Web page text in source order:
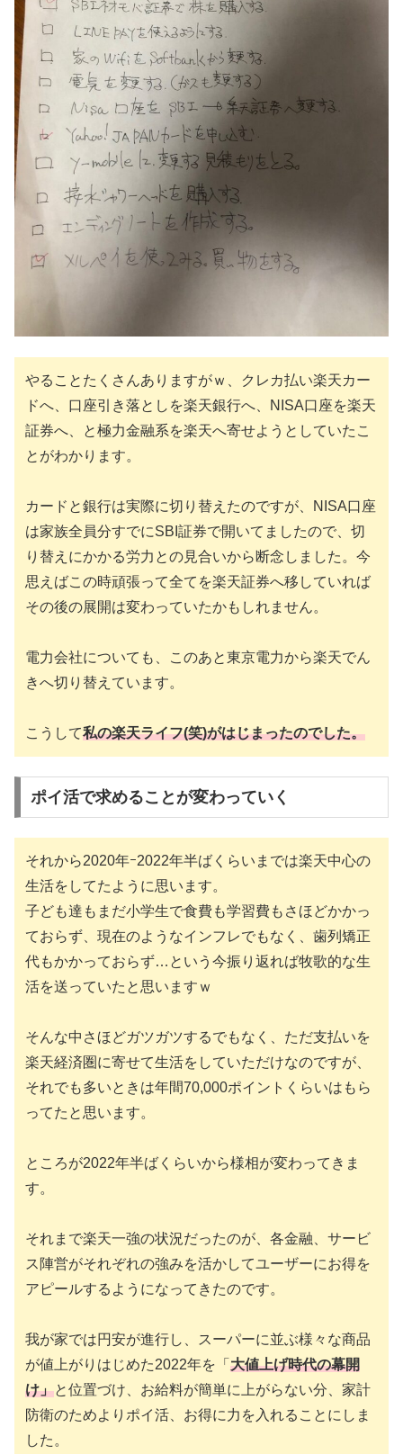
やることたくさんありますがｗ、クレカ払い楽天カー
ドへ、口座引き落としを楽天銀行へ、NISA口座を楽天
証券へ、と極力金融系を楽天へ寄せようとしていたこ
とがわかります。
カードと銀行は実際に切り替えたのですが、NISA口座
は家族全員分すでにSBI証券で開いてましたので、切
り替えにかかる労力との見合いから断念しました。今
思えばこの時頑張って全てを楽天証券へ移していれば
その後の展開は変わっていたかもしれません。
電力会社についても、このあと東京電力から楽天でん
きへ切り替えています。
こうして私の楽天ライフ(笑)がはじまったのでした。
ポイ活で求めることが変わっていく
それから2020年ｰ2022年半ばくらいまでは楽天中心の
生活をしてたように思います。
子ども達もまだ小学生で食費も学習費もさほどかかっ
ておらず、現在のようなインフレでもなく、歯列矯正
代もかかっておらず…という今振り返れば牧歌的な生
活を送っていたと思いますｗ
そんな中さほどガツガツするでもなく、ただ支払いを
楽天経済圏に寄せて生活をしていただけなのですが、
それでも多いときは年間70,000ポイントくらいはもら
ってたと思います。
ところが2022年半ばくらいから様相が変わってきま
す。
それまで楽天一強の状況だったのが、各金融、サービ
ス陣営がそれぞれの強みを活かしてユーザーにお得を
アピールするようになってきたのです。
我が家では円安が進行し、スーパーに並ぶ様々な商品
が値上がりはじめた2022年を「 大値上げ時代の幕開
け」と位置づけ、お給料が簡単に上がらない分、家計
防衛のためよりポイ活、お得に力を入れることにしま
した。